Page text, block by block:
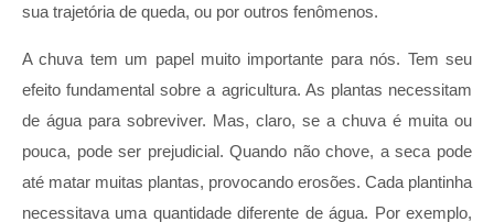
sua trajetória de queda, ou por outros fenômenos.
A chuva tem um papel muito importante para nós. Tem seu
efeito fundamental sobre a agricultura. As plantas necessitam
de água para sobreviver. Mas, claro, se a chuva é muita ou
pouca, pode ser prejudicial. Quando não chove, a seca pode
até matar muitas plantas, provocando erosões. Cada plantinha
necessitava uma quantidade diferente de água. Por exemplo,